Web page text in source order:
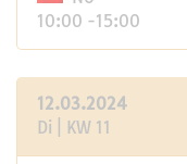
10:00 -15:00
12.03.2024
Di | KW 11